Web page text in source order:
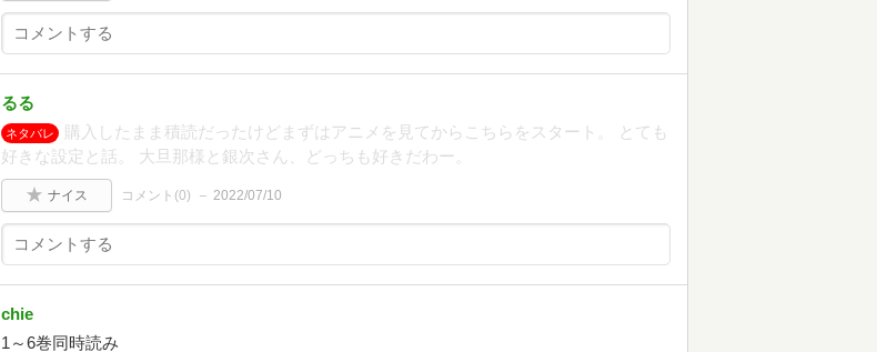
るる
ネタバレ
購入したまま積読だったけどまずはアニメを見てからこちらをスタート。 とても
好きな設定と話。 大旦那様と銀次さん、どっちも好きだわー。
ナイス コメント(0) 2022/07/10
chie
1～6巻同時読み